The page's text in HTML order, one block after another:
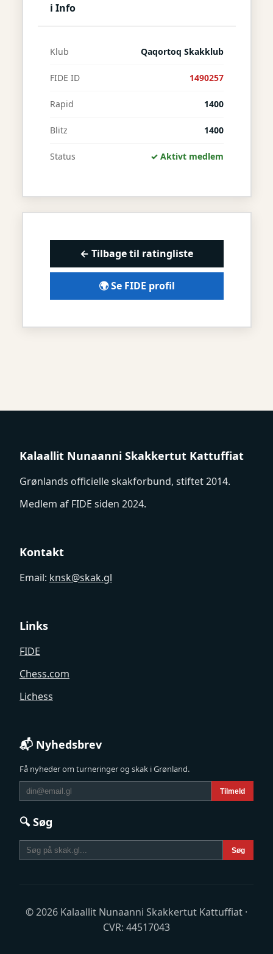
ℹ Info
Klub Qaqortoq Skakklub
FIDE ID 1490257
Rapid 1400
Blitz 1400
Status ✓ Aktivt medlem
← Tilbage til ratingliste
🌍 Se FIDE profil
Kalaallit Nunaanni Skakkertut Kattuffiat
Grønlands officielle skakforbund, stiftet 2014.
Medlem af FIDE siden 2024.
Kontakt
Email: knsk@skak.gl
Links
FIDE
Chess.com
Lichess
📬 Nyhedsbrev
Få nyheder om turneringer og skak i Grønland.
Tilmeld
🔍 Søg
Søg
© 2026 Kalaallit Nunaanni Skakkertut Kattuffiat ·
CVR: 44517043